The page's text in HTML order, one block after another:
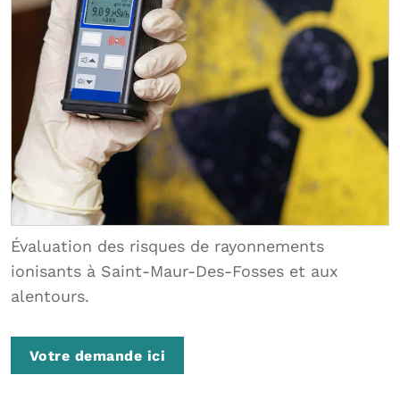
Évaluation des risques de rayonnements
ionisants à Saint-Maur-Des-Fosses et aux
alentours.
Votre demande ici